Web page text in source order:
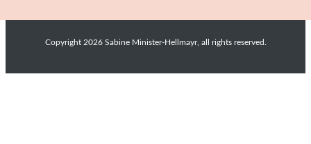
Copyright 2026 Sabine Minister-Hellmayr, all rights reserved.